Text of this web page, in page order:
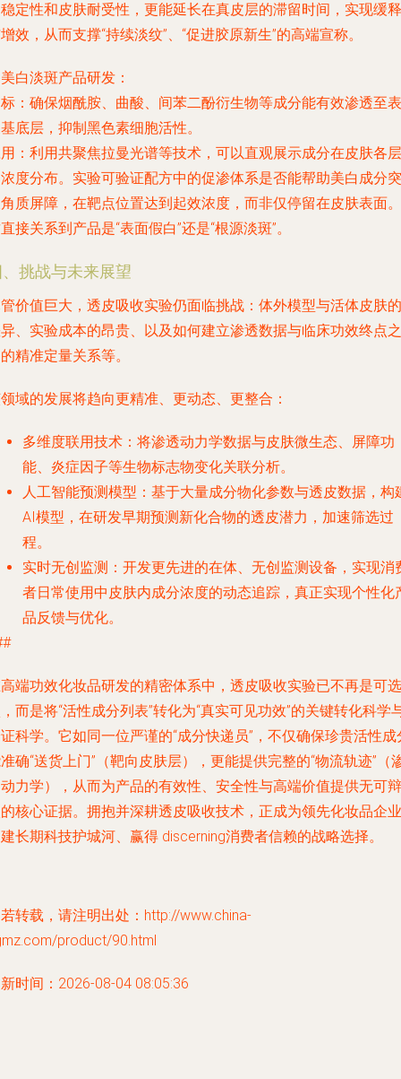
定性和皮肤耐受性，更能延长在真皮层的滞留时间，实现缓释
效，从而支撑“持续淡纹”、“促进胶原新生”的高端宣称。
美白淡斑产品研发 ：
：确保烟酰胺、曲酸、间苯二酚衍生物等成分能有效渗透至表
底层，抑制黑色素细胞活性。
：利用共聚焦拉曼光谱等技术，可以直观展示成分在皮肤各层
度分布。实验可验证配方中的促渗体系是否能帮助美白成分突
质屏障，在靶点位置达到起效浓度，而非仅停留在皮肤表面。
接关系到产品是“表面假白”还是“根源淡斑”。
挑战与未来展望
价值巨大，透皮吸收实验仍面临挑战：体外模型与活体皮肤的
、实验成本的昂贵、以及如何建立渗透数据与临床功效终点之
精准定量关系等。
域的发展将趋向更精准、更动态、更整合 ：
多维度联用技术 ：将渗透动力学数据与皮肤微生态、屏障功
能、炎症因子等生物标志物变化关联分析。
人工智能预测模型 ：基于大量成分物化参数与透皮数据，构
AI模型，在研发早期预测新化合物的透皮潜力，加速筛选过
程。
实时无创监测 ：开发更先进的在体、无创监测设备，实现消
者日常使用中皮肤内成分浓度的动态追踪，真正实现个性化
品反馈与优化。
端功效化妆品研发的精密体系中，透皮吸收实验已不再是可选
而是将“活性成分列表”转化为“真实可见功效”的关键转化科学
科学。它如同一位严谨的“成分快递员”，不仅确保珍贵活性成
确“送货上门”（靶向皮肤层），更能提供完整的“物流轨迹”（
力学），从而为产品的有效性、安全性与高端价值提供无可辩
核心证据。拥抱并深耕透皮吸收技术，正成为领先化妆品企业
长期科技护城河、赢得 discerning消费者信赖的战略选择。
转载，请注明出处：http://www.china-
product/90.html
时间：2026-08-04 08:05:36